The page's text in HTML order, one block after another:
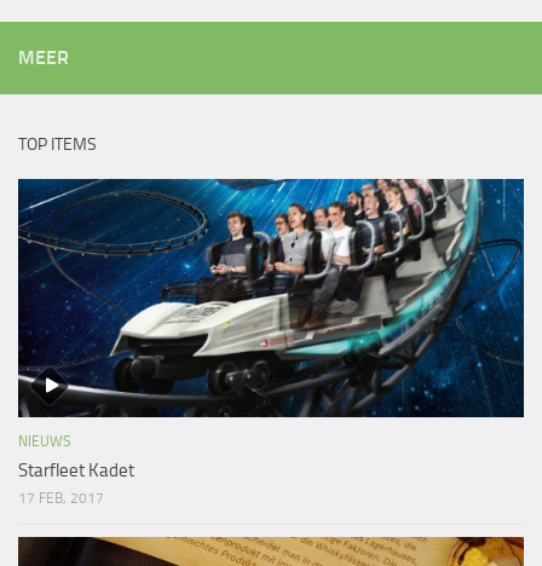
MEER
TOP ITEMS
NIEUWS
Starfleet Kadet
17 FEB, 2017